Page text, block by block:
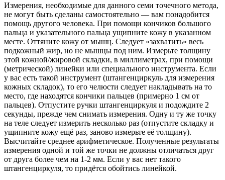
Измерения, необходимые для данного семи точечного метода,
не могут быть сделаны самостоятельно — вам понадобится
помощь другого человека. При помощи кончиков большого
пальца и указательного пальца ущипните кожу в указанном
месте. Оттяните кожу от мышц. Следует «захватить» весь
подкожный жир, но не мышцы под ним. Измерьте толщину
этой кожной/жировой складки, в миллиметрах, при помощи
(метрической) линейки или специального инструмента. Если
у вас есть такой инструмент (штангенциркуль для измерения
кожных складок), то его челюсти следует накладывать на то
место, где находятся кончики пальцев (примерно 1 см от
пальцев). Отпустите ручки штангенциркуля и подождите 2
секунды, прежде чем снимать измерения. Одну и ту же точку
на теле следует измерить несколько раз (отпустите складку и
ущипните кожу ещё раз, заново измерьте её толщину).
Высчитайте среднее арифметическое. Полученные результаты
измерения одной и той же точки не должны отличаться друг
от друга более чем на 1-2 мм. Если у вас нет такого
штангенциркуля, то придётся обойтись линейкой.